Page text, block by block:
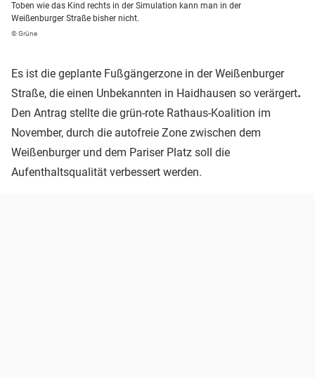
Toben wie das Kind rechts in der Simulation kann man in der
Weißenburger Straße bisher nicht.
© Grüne
Es ist die geplante Fußgängerzone in der Weißenburger
Straße, die einen Unbekannten in Haidhausen so verärgert.
Den Antrag stellte die grün-rote Rathaus-Koalition im
November, durch die autofreie Zone zwischen dem
Weißenburger und dem Pariser Platz soll die
Aufenthaltsqualität verbessert werden.